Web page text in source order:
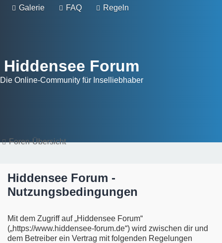
Galerie FAQ Regeln
Hiddensee Forum
Die Online-Community für Inselliebhaber
Foren-Übersicht
Hiddensee Forum -
Nutzungsbedingungen
Mit dem Zugriff auf „Hiddensee Forum“
(„https://www.hiddensee-forum.de“) wird zwischen dir und
dem Betreiber ein Vertrag mit folgenden Regelungen